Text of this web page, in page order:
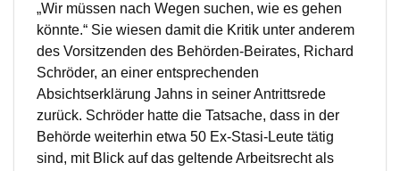
„Wir müssen nach Wegen suchen, wie es gehen
könnte.“ Sie wiesen damit die Kritik unter anderem
des Vorsitzenden des Behörden-Beirates, Richard
Schröder, an einer entsprechenden
Absichtserklärung Jahns in seiner Antrittsrede
zurück. Schröder hatte die Tatsache, dass in der
Behörde weiterhin etwa 50 Ex-Stasi-Leute tätig
sind, mit Blick auf das geltende Arbeitsrecht als